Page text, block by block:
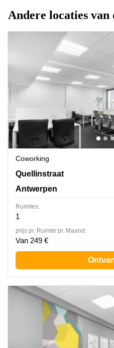
Andere locaties van
Coworking
Quellinstraat 49, Antwerpen
Quellinstraat
Antwerpen
Ruimtes:
1
prijs pr. Ruimte pr. Maand:
Van 249 €